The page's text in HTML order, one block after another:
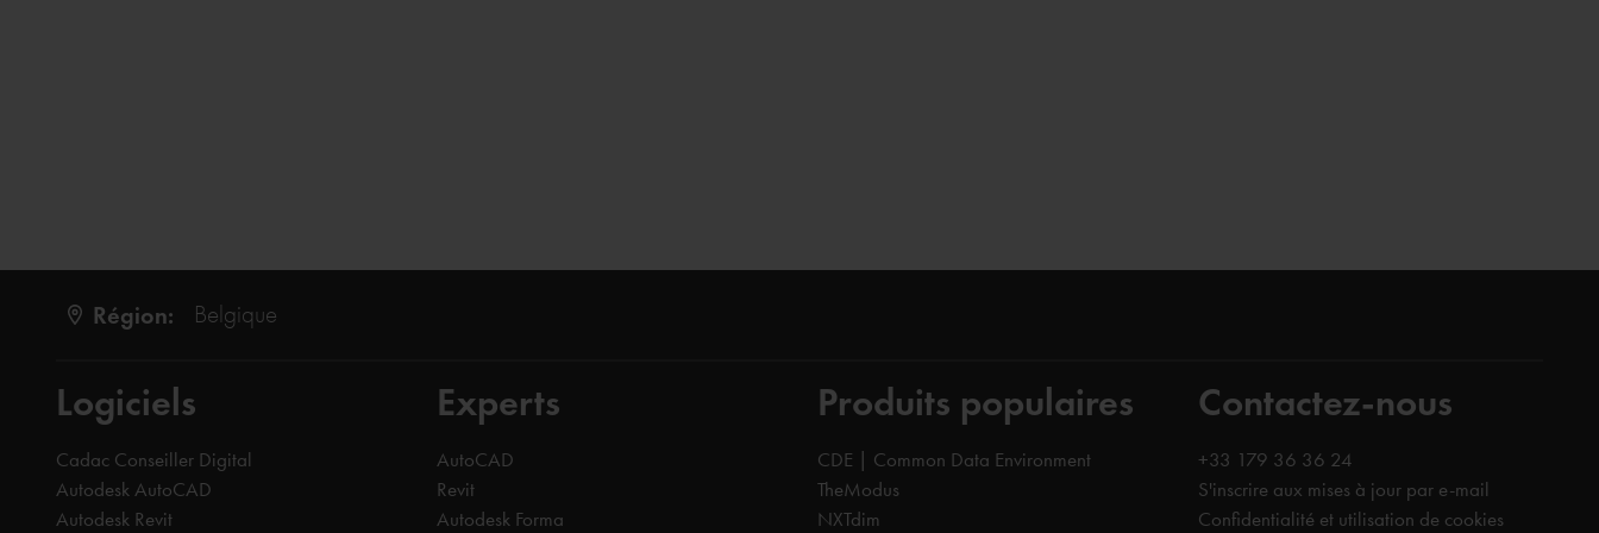
Région: Belgique
Logiciels
Cadac Conseiller Digital
Autodesk AutoCAD
Autodesk Revit
Experts
AutoCAD
Revit
Autodesk Forma
Produits populaires
CDE | Common Data Environment
TheModus
NXTdim
Contactez-nous
+33 179 36 36 24
S'inscrire aux mises à jour par e-mail
Confidentialité et utilisation de cookies